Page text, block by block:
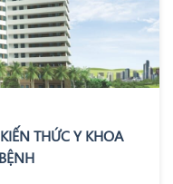
THỨC Y KHOA